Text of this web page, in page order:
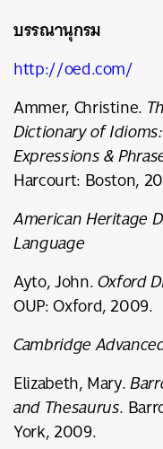
บรรณานุกรม
http://oed.com/
Ammer, Christine.
Dictionary of
Expressions &
Harcourt: Boston,
American Heritage
Language
Ayto, John.Oxford
OUP: Oxford, 2009.
Cambridge
Elizabeth, Mary.
and Thesaurus.
York, 2009.